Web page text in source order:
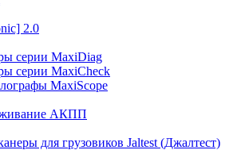
2.0
серии MaxiDiag
серии MaxiCheck
MaxiScope
АКПП
для грузовиков Jaltest (Джалтест)